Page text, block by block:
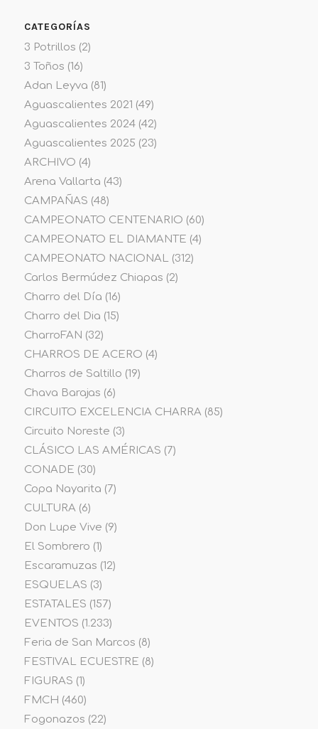
CATEGORÍAS
3 Potrillos (2)
3 Toños (16)
Adan Leyva (81)
Aguascalientes 2021 (49)
Aguascalientes 2024(42)
Aguascalientes 2025 (23)
ARCHIVO (4)
Arena Vallarta (43)
CAMPAÑAS (48)
CAMPEONATO CENTENARIO (60)
CAMPEONATO EL DIAMANTE (4)
CAMPEONATO NACIONAL(312)
Carlos Bermúdez Chiapas (2)
Charro del Día (16)
Charro del Dia (15)
CharroFAN (32)
CHARROS DE ACERO (4)
Charros de Saltillo (19)
Chava Barajas (6)
CIRCUITO EXCELENCIA CHARRA(85)
Circuito Noreste (3)
CLÁSICO LAS AMÉRICAS (7)
CONADE (30)
Copa Nayarita (7)
CULTURA(6)
Don Lupe Vive (9)
El Sombrero (1)
Escaramuzas (12)
ESQUELAS (3)
ESTATALES (157)
EVENTOS (1.233)
Feria de San Marcos (8)
FESTIVAL ECUESTRE (8)
FIGURAS (1)
FMCH (460)
Fogonazos (22)